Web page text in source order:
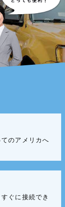
のアメリカへ
ぐに接続でき